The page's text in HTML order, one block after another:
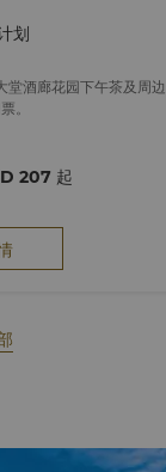
划
堂酒廊花园下午茶及周边
。
207 起